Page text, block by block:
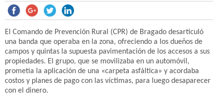
El Comando de Prevención Rural (CPR) de Bragado desarticuló
una banda que operaba en la zona, ofreciendo a los dueños de
campos y quintas la supuesta pavimentación de los accesos a sus
propiedades. El grupo, que se movilizaba en un automóvil,
prometía la aplicación de una «carpeta asfáltica» y acordaba
costos y planes de pago con las víctimas, para luego desaparecer
con el dinero.